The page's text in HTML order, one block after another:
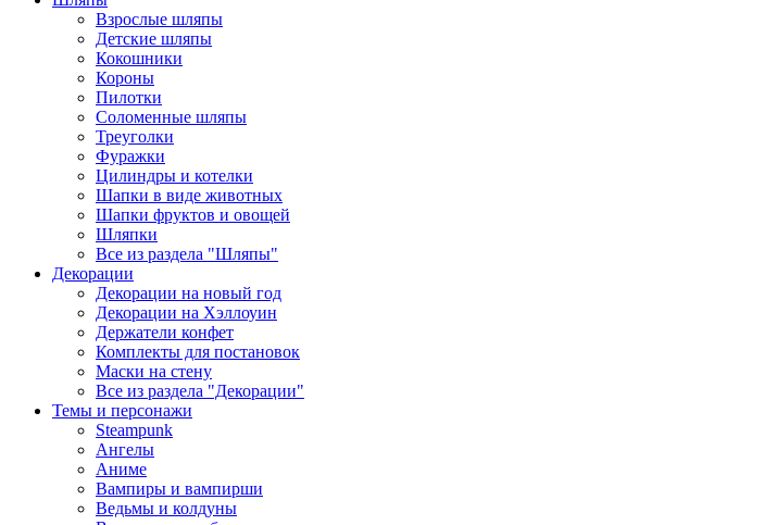
Взрослые шляпы
Детские шляпы
Кокошники
Короны
Пилотки
Соломенные шляпы
Треуголки
Фуражки
Цилиндры и котелки
Шапки в виде животных
Шапки фруктов и овощей
Шляпки
Все из раздела "Шляпы"
Декорации
Декорации на новый год
Декорации на Хэллоуин
Держатели конфет
Комплекты для постановок
Маски на стену
Все из раздела "Декорации"
Темы и персонажи
Steampunk
Ангелы
Аниме
Вампиры и вампирши
Ведьмы и колдуны